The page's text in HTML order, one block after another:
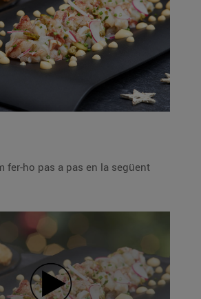
fer-ho pas a pas en la següent